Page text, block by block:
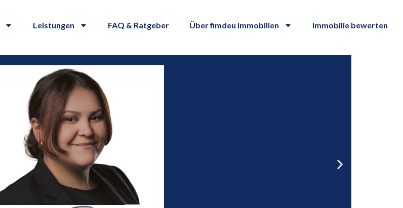
Leistungen FAQ & Ratgeber Über fimdeu Immobilien Immobilie bewerten